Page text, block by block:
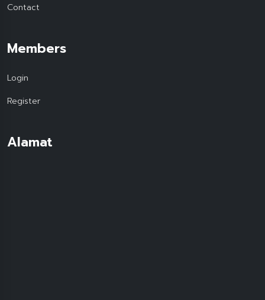
Contact
Members
Login
Register
Alamat